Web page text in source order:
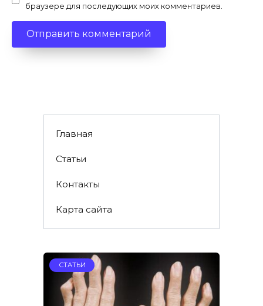
браузере для последующих моих комментариев.
Главная
Статьи
Контакты
Карта сайта
СТАТЬИ